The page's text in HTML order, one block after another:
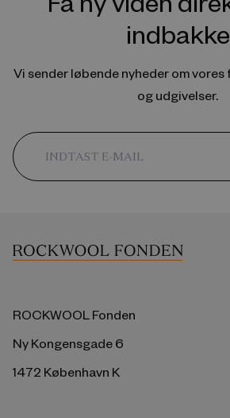
indbakke
Vi sender løbende nyheder om
og udgivelser.
ROCKWOOL Fonden
Ny Kongensgade 6
1472 København K